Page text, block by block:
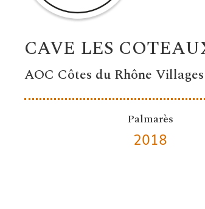
CAVE LES
AOC Côtes du Rhône
Palmarès
2018